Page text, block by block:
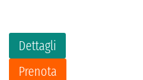
Dettagli
Prenota